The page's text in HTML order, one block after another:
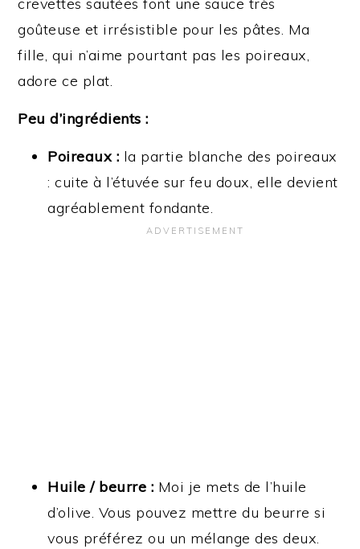
goûteuse et irrésistible pour les pâtes. Ma
fille, qui n’aime pourtant pas les poireaux,
adore ce plat.
Peu d’ingrédients :
Poireaux : la partie blanche des poireaux
: cuite à l’étuvée sur feu doux, elle devient
agréablement fondante.
Huile / beurre : Moi je mets de l’huile
d’olive. Vous pouvez mettre du beurre si
vous préférez ou un mélange des deux.